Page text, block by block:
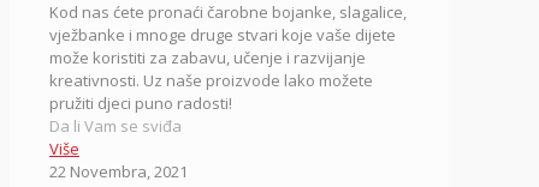
Kod nas ćete pronaći čarobne bojanke, slagalice,
vježbanke i mnoge druge stvari koje vaše dijete
može koristiti za zabavu, učenje i razvijanje
kreativnosti. Uz naše proizvode lako možete
pružiti djeci puno radosti!
Da li Vam se sviđa
Više
22 Novembra, 2021